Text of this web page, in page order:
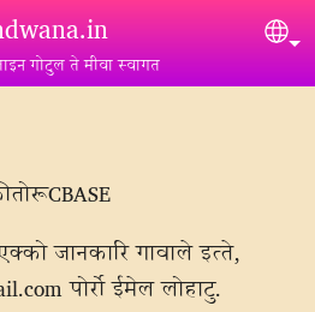
गोटुल ते मीवा स्वागत
जानकारि गावाले इत्‍ते,
पोर्रो ईमेल लोहाटु.